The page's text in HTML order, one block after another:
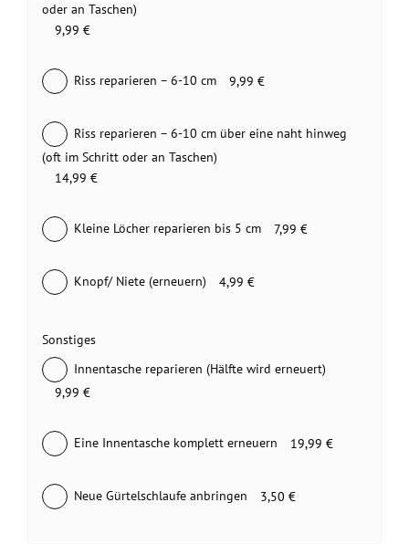
oder an Taschen)
9,99 €
Riss reparieren – 6-10 cm 9,99 €
Riss reparieren – 6-10 cm über eine naht hinweg
(oft im Schritt oder an Taschen)
14,99 €
Kleine Löcher reparieren bis 5 cm 7,99 €
Knopf/ Niete (erneuern) 4,99 €
Sonstiges
Innentasche reparieren (Hälfte wird erneuert)
9,99 €
Eine Innentasche komplett erneuern 19,99 €
Neue Gürtelschlaufe anbringen 3,50 €